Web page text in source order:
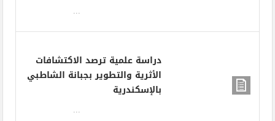
دراسة علمية ترصد الاكتشافات
الأثرية والتطوير بجبانة الشاطبي
بالإسكندرية